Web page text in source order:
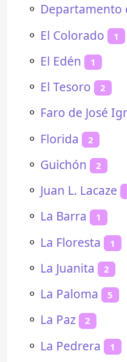
⚬ Departamento
⚬ El Colorado 1
⚬ El Edén 1
⚬ El Tesoro 2
⚬ Faro de José
⚬ Florida 2
⚬ Guichón 2
⚬ Juan L. Lacaze
⚬ La Barra 1
⚬ La Floresta 1
⚬ La Juanita 2
⚬ La Paloma 5
⚬ La Paz 2
⚬ La Pedrera 1